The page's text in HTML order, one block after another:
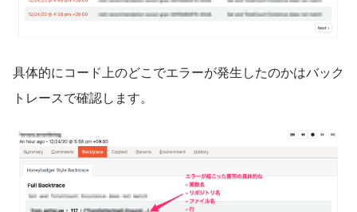
具体的にコード上のどこでエラーが発生したのかはバック
トレースで確認します。